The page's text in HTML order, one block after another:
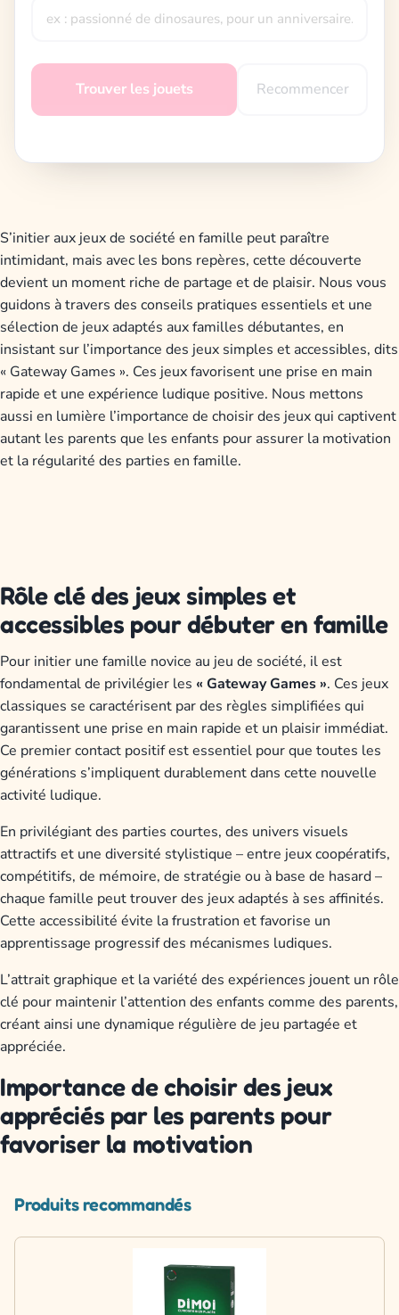
Trouver les jouets Recommencer
S’initier aux jeux de société en famille peut paraître
intimidant, mais avec les bons repères, cette découverte
devient un moment riche de partage et de plaisir. Nous vous
guidons à travers des conseils pratiques essentiels et une
sélection de jeux adaptés aux familles débutantes, en
insistant sur l’importance des jeux simples et accessibles, dits
« Gateway Games ». Ces jeux favorisent une prise en main
rapide et une expérience ludique positive. Nous mettons
aussi en lumière l’importance de choisir des jeux qui captivent
autant les parents que les enfants pour assurer la motivation
et la régularité des parties en famille.
Rôle clé des jeux simples et
accessibles pour débuter en famille
Pour initier une famille novice au jeu de société, il est
fondamental de privilégier les « Gateway Games ». Ces jeux
classiques se caractérisent par des règles simplifiées qui
garantissent une prise en main rapide et un plaisir immédiat.
Ce premier contact positif est essentiel pour que toutes les
générations s’impliquent durablement dans cette nouvelle
activité ludique.
En privilégiant des parties courtes, des univers visuels
attractifs et une diversité stylistique – entre jeux coopératifs,
compétitifs, de mémoire, de stratégie ou à base de hasard –
chaque famille peut trouver des jeux adaptés à ses affinités.
Cette accessibilité évite la frustration et favorise un
apprentissage progressif des mécanismes ludiques.
L’attrait graphique et la variété des expériences jouent un rôle
clé pour maintenir l’attention des enfants comme des parents,
créant ainsi une dynamique régulière de jeu partagée et
appréciée.
Importance de choisir des jeux
appréciés par les parents pour
favoriser la motivation
Produits recommandés